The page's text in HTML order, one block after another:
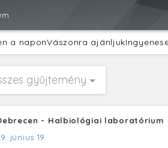
a naponVászonra ajánljuk
gyűjtemény
- Halbiológiai laboratórium
június 19.